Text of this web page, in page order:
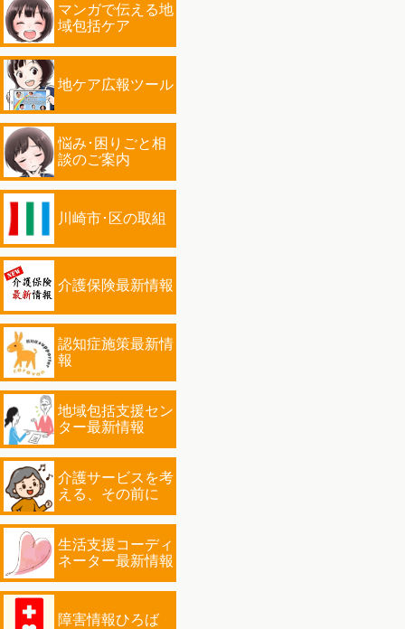
マンガで伝える地
域包括ケア
地ケア広報ツール
悩み･困りごと相
談のご案内
川崎市･区の取組
介護保険最新情報
認知症施策最新情
報
地域包括支援セン
ター最新情報
介護サービスを考
える、その前に
生活支援コーディ
ネーター最新情報
障害情報ひろば